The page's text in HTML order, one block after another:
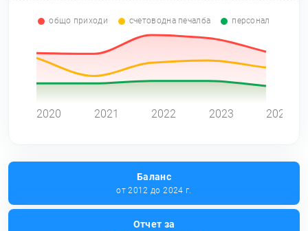
общо приходи счетоводна печалба персонал
2020 2021 2022 2023 2024
Баланс
от 2012 до 2024 г.
Отчет за